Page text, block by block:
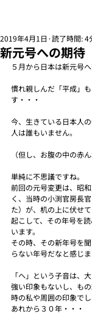
新元号への期
2019年4月1日 読了時間: 4
５月から日本は新元号
慣れ親しんだ「平成」
す・・・
今、生きている日本人
人は誰もいません。
（但し、お腹の中の赤
単純に不思議ですね。
前回の元号変更は、昭
く、当時の小渕官房長
た）が、机の上に伏せ
起こして、その年号を
います。
その時、その新年号を
らない年号だなと感じ
「ヘ」という子音は、
強い印象もないし、も
時の私や周囲の印象でし
あれから３０年・・・